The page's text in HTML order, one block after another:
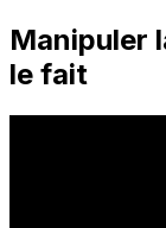
Manipuler
le fait